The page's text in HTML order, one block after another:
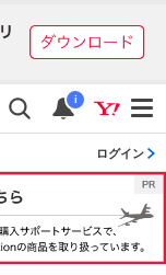
i
ログイン